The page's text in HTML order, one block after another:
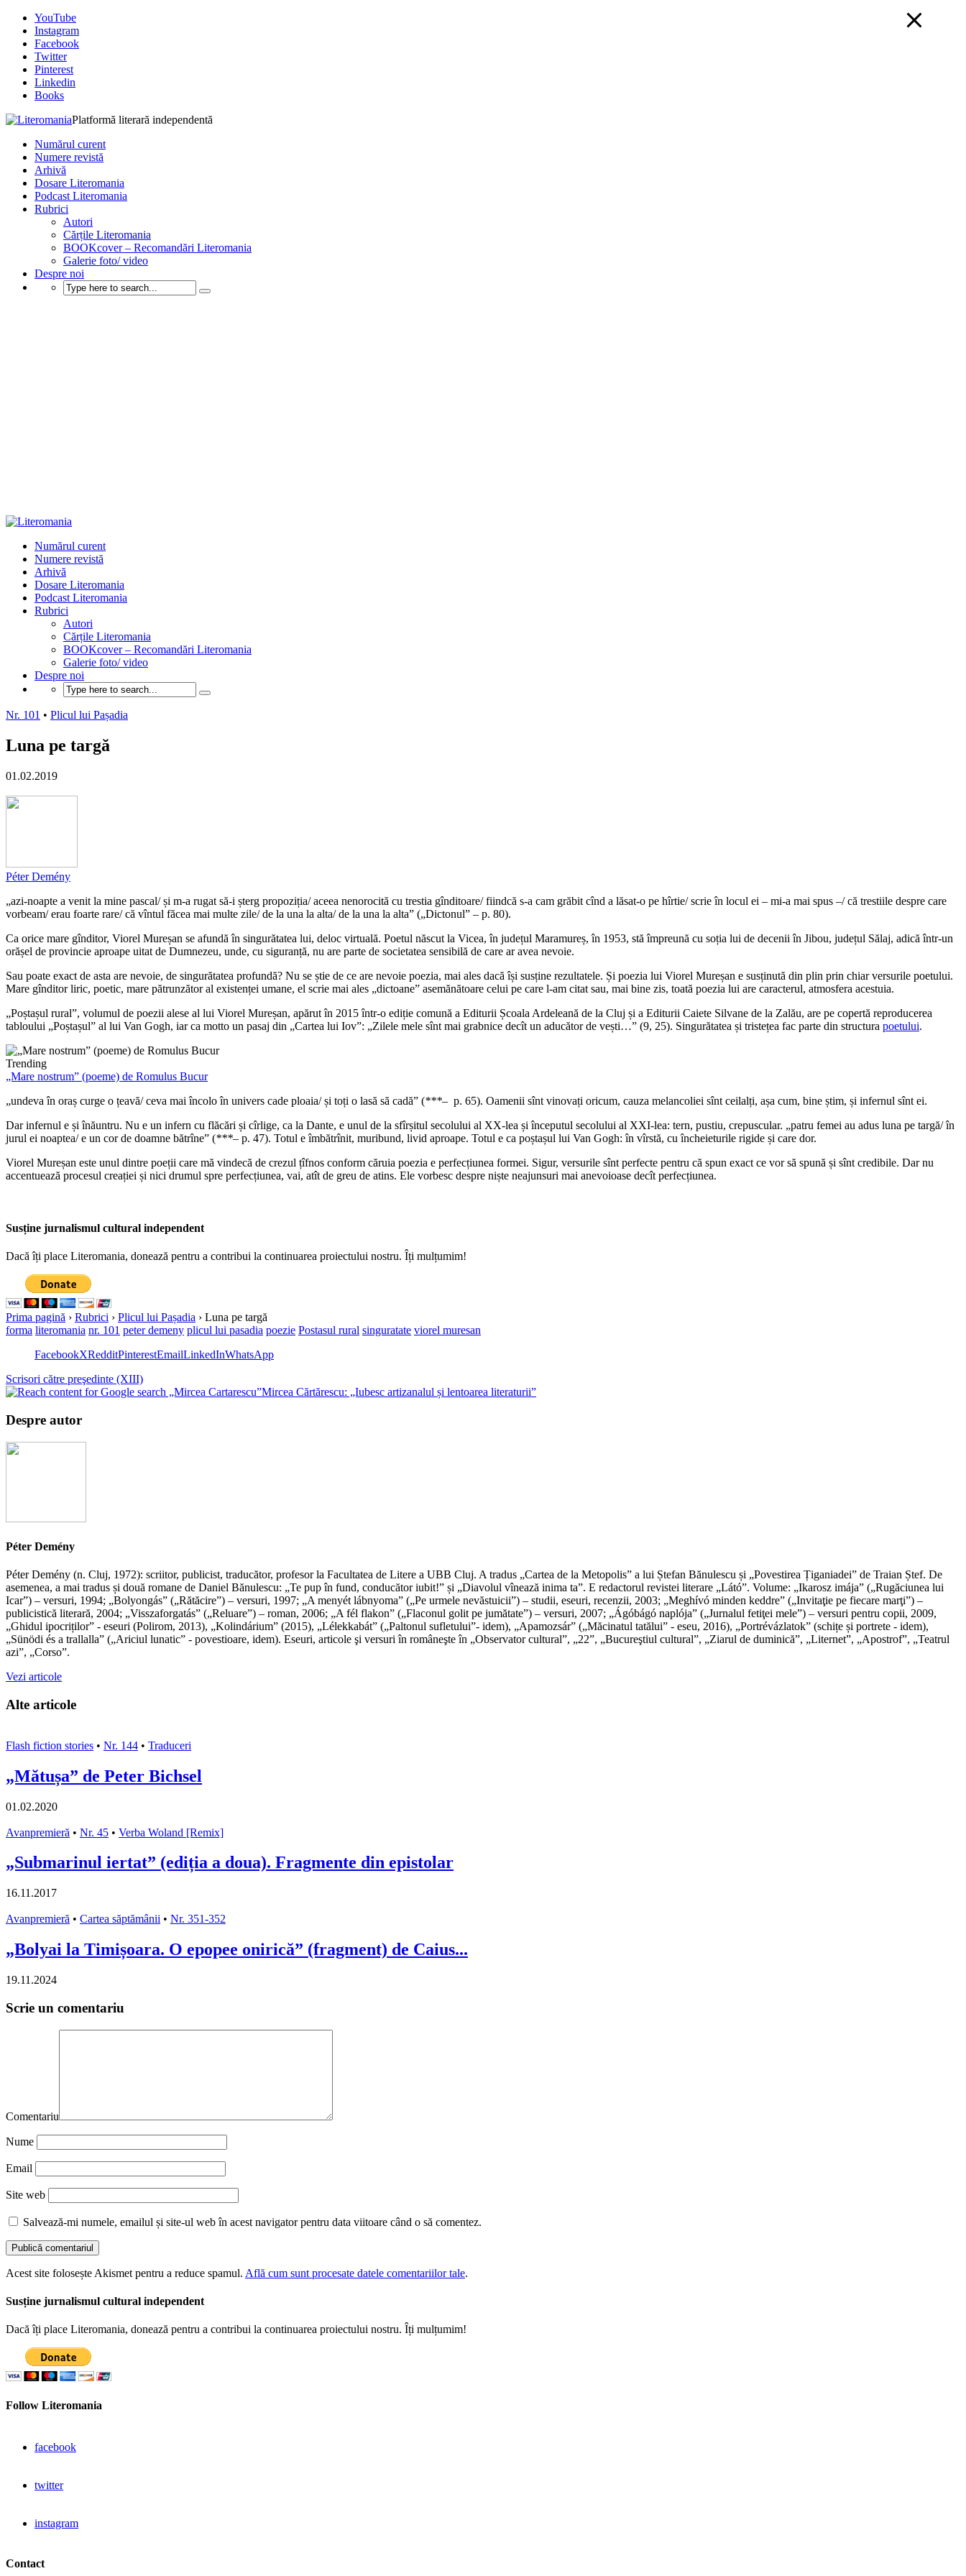
YouTube
Instagram
Facebook
Twitter
Pinterest
Linkedin
Books
Platformă literară independentă
Numărul curent
Numere revistă
Arhivă
Dosare Literomania
Podcast Literomania
Rubrici
Autori
Cărțile Literomania
BOOKcover – Recomandări Literomania
Galerie foto/ video
Despre noi
Numărul curent
Numere revistă
Arhivă
Dosare Literomania
Podcast Literomania
Rubrici
Autori
Cărțile Literomania
BOOKcover – Recomandări Literomania
Galerie foto/ video
Despre noi
Nr. 101 • Plicul lui Pașadia
Luna pe targă
01.02.2019
Péter Demény
„azi-noapte a venit la mine pascal/ și m-a rugat să-i șterg propoziția/ aceea nenorocită cu trestia gînditoare/ fiindcă s-a cam grăbit cînd a lăsat-o pe hîrtie/ scrie în locul ei – mi-a mai spus –/ că trestiile despre care
vorbeam/ erau foarte rare/ că vîntul făcea mai multe zile/ de la una la alta/ de la una la alta” („Dictonul” – p. 80).
Ca orice mare gînditor, Viorel Mureșan se afundă în singurătatea lui, deloc virtuală. Poetul născut la Vicea, în județul Maramureș, în 1953, stă împreună cu soția lui de decenii în Jibou, județul Sălaj, adică într-un
orășel de provincie aproape uitat de Dumnezeu, unde, cu siguranță, nu are parte de societatea sensibilă de care ar avea nevoie.
Sau poate exact de asta are nevoie, de singurătatea profundă? Nu se știe de ce are nevoie poezia, mai ales dacă își susține rezultatele. Și poezia lui Viorel Mureșan e susținută din plin prin chiar versurile poetului.
Mare gînditor liric, poetic, mare pătrunzător al existenței umane, el scrie mai ales „dictoane” asemănătoare celui pe care l-am citat sau, mai bine zis, toată poezia lui are caracterul, atmosfera acestuia.
„Poștașul rural”, volumul de poezii alese al lui Viorel Mureșan, apărut în 2015 într-o ediție comună a Editurii Școala Ardeleană de la Cluj și a Editurii Caiete Silvane de la Zalău, are pe copertă reproducerea
tabloului „Poștașul” al lui Van Gogh, iar ca motto un pasaj din „Cartea lui Iov”: „Zilele mele sînt mai grabnice decît un aducător de vești…” (9, 25). Singurătatea și tristețea fac parte din structura poetului.
Trending
„Mare nostrum” (poeme) de Romulus Bucur
„undeva în oraș curge o țeavă/ ceva mai încolo în univers cade ploaia/ și toți o lasă să cadă” (***– p. 65). Oamenii sînt vinovați oricum, cauza melancoliei sînt ceilalți, așa cum, bine știm, și infernul sînt ei.
Dar infernul e și înăuntru. Nu e un infern cu flăcări și cîrlige, ca la Dante, e unul de la sfîrșitul secolului al XX-lea și începutul secolului al XXI-lea: tern, pustiu, crepuscular. „patru femei au adus luna pe targă/ în
jurul ei noaptea/ e un cor de doamne bătrîne” (***– p. 47). Totul e îmbătrînit, muribund, livid aproape. Totul e ca poștașul lui Van Gogh: în vîrstă, cu încheieturile rigide și care dor.
Viorel Mureșan este unul dintre poeții care mă vindecă de crezul țîfnos conform căruia poezia e perfecțiunea formei. Sigur, versurile sînt perfecte pentru că spun exact ce vor să spună și sînt credibile. Dar nu
accentuează procesul creației și nici drumul spre perfecțiunea, vai, atît de greu de atins. Ele vorbesc despre niște neajunsuri mai anevoioase decît perfecțiunea.
Susține jurnalismul cultural independent
Dacă îți place Literomania, donează pentru a contribui la continuarea proiectului nostru. Îți mulțumim!
Prima pagină › Rubrici › Plicul lui Pașadia › Luna pe targă
forma literomania nr. 101 peter demeny plicul lui pasadia poezie Postasul rural singuratate viorel muresan
FacebookXRedditPinterestEmailLinkedInWhatsApp
Scrisori către preşedinte (XIII)
Mircea Cărtărescu: „Iubesc artizanalul și lentoarea literaturii”
Despre autor
Péter Demény
Péter Demény (n. Cluj, 1972): scriitor, publicist, traducător, profesor la Facultatea de Litere a UBB Cluj. A tradus „Cartea de la Metopolis” a lui Ștefan Bănulescu și „Povestirea Țiganiadei” de Traian Ștef. De
asemenea, a mai tradus și două romane de Daniel Bănulescu: „Te pup în fund, conducător iubit!” și „Diavolul vînează inima ta”. E redactorul revistei literare „Látó”. Volume: „Ikarosz imája” („Rugăciunea lui
Icar”) – versuri, 1994; „Bolyongás” („Rătăcire”) – versuri, 1997; „A menyét lábnyoma” („Pe urmele nevăstuicii”) – studii, eseuri, recenzii, 2003; „Meghívó minden keddre” („Invitaţie pe fiecare marţi”) –
publicistică literară, 2004; „Visszaforgatás” („Reluare”) – roman, 2006; „A fél flakon” („Flaconul golit pe jumătate”) – versuri, 2007; „Ágóbágó naplója” („Jurnalul fetiţei mele”) – versuri pentru copii, 2009,
„Ghidul ipocriților” - eseuri (Polirom, 2013), „Kolindárium” (2015), „Lélekkabát” („Paltonul sufletului”- idem), „Apamozsár” („Măcinatul tatălui” - eseu, 2016), „Portrévázlatok” (schițe și portrete - idem),
„Sünödi és a trallalla” („Ariciul lunatic” - povestioare, idem). Eseuri, articole şi versuri în româneşte în „Observator cultural”, „22”, „Bucureştiul cultural”, „Ziarul de duminică”, „Liternet”, „Apostrof”, „Teatrul
azi”, „Corso”.
Vezi articole
Alte articole
Flash fiction stories • Nr. 144 • Traduceri
„Mătușa” de Peter Bichsel
01.02.2020
Avanpremieră • Nr. 45 • Verba Woland [Remix]
„Submarinul iertat” (ediția a doua). Fragmente din epistolar
16.11.2017
Avanpremieră • Cartea săptămânii • Nr. 351-352
„Bolyai la Timișoara. O epopee onirică” (fragment) de Caius...
19.11.2024
Scrie un comentariu
Comentariu
Nume
Email
Site web
Salvează-mi numele, emailul și site-ul web în acest navigator pentru data viitoare când o să comentez.
Acest site folosește Akismet pentru a reduce spamul. Află cum sunt procesate datele comentariilor tale.
Susține jurnalismul cultural independent
Dacă îți place Literomania, donează pentru a contribui la continuarea proiectului nostru. Îți mulțumim!
Follow Literomania
facebook
twitter
instagram
Contact